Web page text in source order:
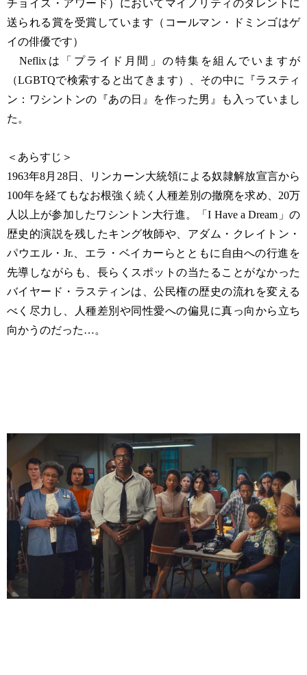
チョイス・アワード）においてマイノリティのタレントに
送られる賞を受賞しています（コールマン・ドミンゴはゲ
イの俳優です）
Neflixは「プライド月間」の特集を組んでいますが
（LGBTQで検索すると出てきます）、その中に『ラスティ
ン：ワシントンの『あの日』を作った男』も入っていまし
た。
＜あらすじ＞
1963年8月28日、リンカーン大統領による奴隷解放宣言から
100年を経てもなお根強く続く人種差別の撤廃を求め、20万
人以上が参加したワシントン大行進。「I Have a Dream」の
歴史的演説を残したキング牧師や、アダム・クレイトン・
パウエル・Jr.、エラ・ベイカーらとともに自由への行進を
先導しながらも、長らくスポットの当たることがなかった
バイヤード・ラスティンは、公民権の歴史の流れを変える
べく尽力し、人種差別や同性愛への偏見に真っ向から立ち
向かうのだった…。